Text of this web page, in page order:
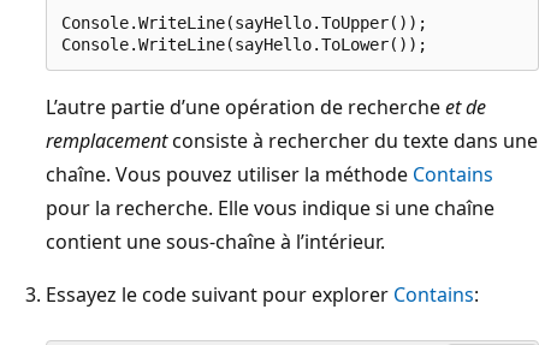
Console.WriteLine(sayHello.ToUpper());
L’autre partie d’une opération de rechercheet de
remplacementconsiste à rechercher du texte dans une
chaîne. Vous pouvez utiliser la méthode Contains
pour la recherche. Elle vous indique si une chaîne
contient une sous-chaîne à l’intérieur.
Essayez le code suivant pour explorer Contains: